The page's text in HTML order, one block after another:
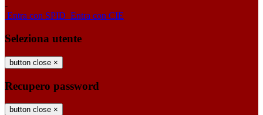
-
Entra con SPID Entra con CIE
Seleziona utente
button close ×
Recupero password
button close ×